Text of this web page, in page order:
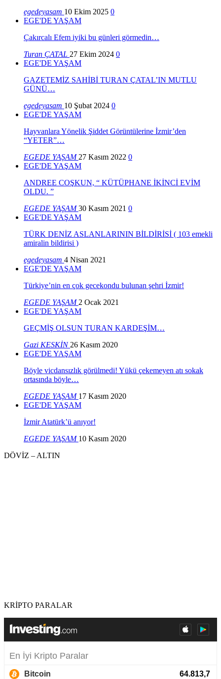
egedeyasam 10 Ekim 2025 0
EGE'DE YAŞAM
Çakırcalı Efem iyiki bu günleri görmedin…
Turan ÇATAL 27 Ekim 2024 0
EGE'DE YAŞAM
GAZETEMİZ SAHİBİ TURAN ÇATAL’IN MUTLU
GÜNÜ…
egedeyasam 10 Şubat 2024 0
EGE'DE YAŞAM
Hayvanlara Yönelik Şiddet Görüntülerine İzmir’den
“YETER”…
EGEDE YAŞAM 27 Kasım 2022 0
EGE'DE YAŞAM
ANDREE COŞKUN, “ KÜTÜPHANE İKİNCİ EVİM
OLDU. ”
EGEDE YAŞAM30 Kasım 2021 0
EGE'DE YAŞAM
TÜRK DENİZ ASLANLARININ BİLDİRİSİ ( 103 emekli
amiralin bildirisi )
egedeyasam 4 Nisan 2021
EGE'DE YAŞAM
Türkiye’nin en çok gecekondu bulunan şehri İzmir!
EGEDE YAŞAM 2 Ocak 2021
EGE'DE YAŞAM
GEÇMİŞ OLSUN TURAN KARDEŞİM…
Gazi KESKİN 26 Kasım 2020
EGE'DE YAŞAM
Böyle vicdansızlık görülmedi! Yükü çekemeyen atı sokak
ortasında böyle…
EGEDE YAŞAM 17 Kasım 2020
EGE'DE YAŞAM
İzmir Atatürk’ü anıyor!
EGEDE YAŞAM 10 Kasım 2020
DÖVİZ – ALTIN
KRİPTO PARALAR